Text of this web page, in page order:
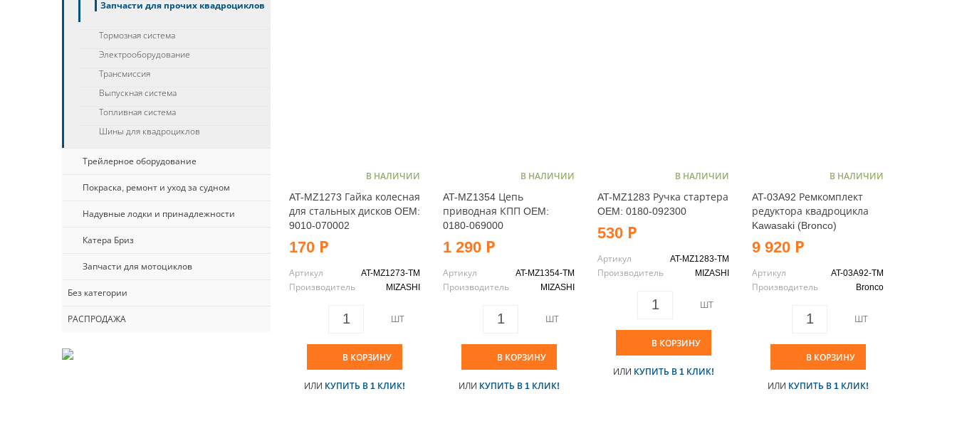
В НАЛИЧИИ
AT-MZ1273 Гайка колесная
для стальных дисков OEM:
9010-070002
170 Р
Артикул
AT-MZ1273-TM
Производитель
MIZASHI
ШТ
В КОРЗИНУ
ИЛИ КУПИТЬ В 1 КЛИК!
В НАЛИЧИИ
AT-MZ1354 Цепь
приводная КПП OEM:
0180-069000
1 290 Р
Артикул
AT-MZ1354-TM
Производитель
MIZASHI
ШТ
В КОРЗИНУ
ИЛИ КУПИТЬ В 1 КЛИК!
В НАЛИЧИИ
AT-MZ1283 Ручка стартера
OEM: 0180-092300
530 Р
Артикул
AT-MZ1283-TM
Производитель
MIZASHI
ШТ
В КОРЗИНУ
ИЛИ КУПИТЬ В 1 КЛИК!
В НАЛИЧИИ
AT-03A92 Ремкомплект
редуктора квадроцикла
Kawasaki (Bronco)
9 920 Р
Артикул
AT-03A92-TM
Производитель
Bronco
ШТ
В КОРЗИНУ
ИЛИ КУПИТЬ В 1 КЛИК!
Запчасти для прочих квадроциклов
Тормозная система
Электрооборудование
Трансмиссия
Выпускная система
Топливная система
Шины для квадроциклов
Трейлерное оборудование
Покраска, ремонт и уход за судном
Надувные лодки и принадлежности
Катера Бриз
Запчасти для мотоциклов
Без категории
РАСПРОДАЖА